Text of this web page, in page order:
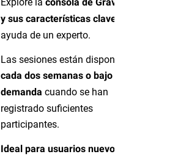
y sus características clave
ayuda de un experto.
Las sesiones están disponibles
cada dos semanas o bajo
demanda cuando se han
registrado suficientes
participantes.
Ideal para usuarios nuevos